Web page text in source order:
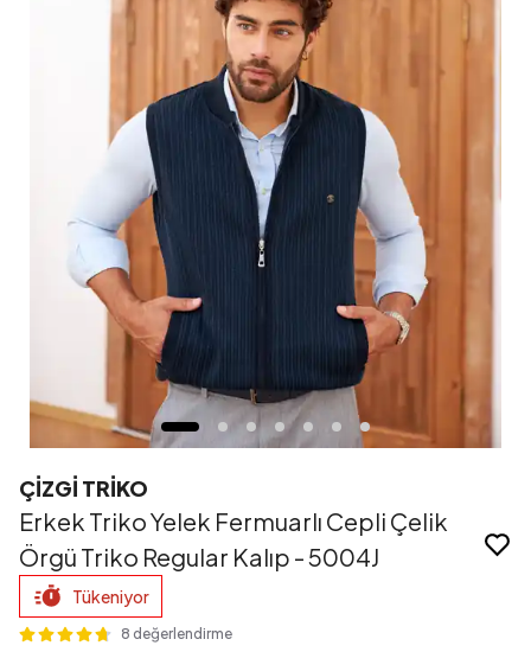
ÇİZGİ TRİKO
Erkek Triko Yelek Fermuarlı Cepli Çelik
Örgü Triko Regular Kalıp - 5004J
Tükeniyor
8 değerlendirme